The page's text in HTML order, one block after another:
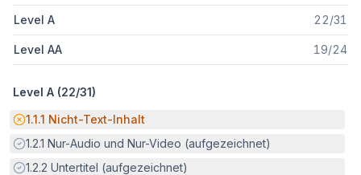
Level A 22/31
Level AA 19/24
Level A (22/31)
Potenzielle Barriere:
1.1.1 Nicht-Text-Inhalt
Erfüllt:
1.2.1 Nur-Audio und Nur-Video (aufgezeichnet)
Erfüllt:
1.2.2 Untertitel (aufgezeichnet)